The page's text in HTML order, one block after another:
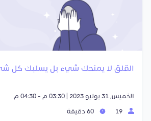
القلق لا يمنحك شيء بل يسلبك كل
الخميس, 31 يوليو 2023 | 03:30 م - 04:30 م